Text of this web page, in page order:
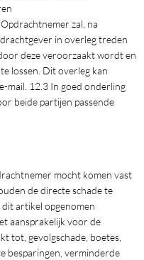
Opdrachtnemer zal, na
in overleg treden
deze veroorzaakt wordt en
lossen. Dit overleg kan
mail. 12.3 In goed onderling
beide partijen passende
mocht komen vast
de directe schade te
artikel opgenomen
aansprakelijk voor de
tot, gevolgschade, boetes,
besparingen, verminderde